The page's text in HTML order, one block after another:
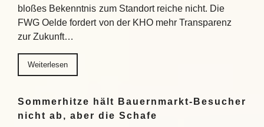
bloßes Bekenntnis zum Standort reiche nicht. Die
FWG Oelde fordert von der KHO mehr Transparenz
zur Zukunft…
Weiterlesen
Sommerhitze hält Bauernmarkt-Besucher
nicht ab, aber die Schafe